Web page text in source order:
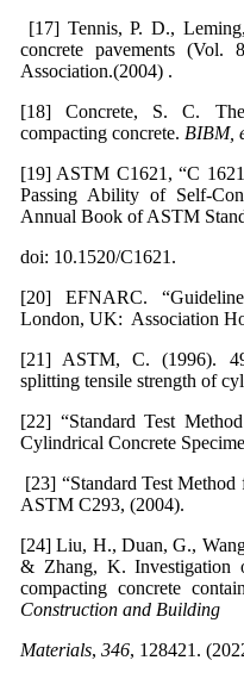
[17] Tennis, P. D.,
concrete pavements (Vol.
Association.‏ (2004).
[18] Concrete, S. C.
compacting concrete. BIBM,
[19] ASTM C1621, “C
Passing Ability of Self-
Annual Book of ASTM
doi: 10.1520/C1621.
[20] EFNARC.
London, UK: Association
[21] ASTM, C. (1996).
[22] “Standard Test
Cylindrical Concrete
[23] “Standard Test
ASTM C293, (2004).
[24] Liu, H., Duan, G.,
& Zhang, K. Investigation
compacting concrete
Construction and Building
Materials, 346, 128421.